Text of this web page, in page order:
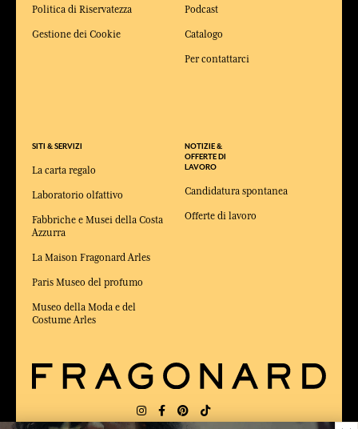
Politica di Riservatezza
Gestione dei Cookie
SITI & SERVIZI
La carta regalo
Laboratorio olfattivo
Fabbriche e Musei della Costa
Azzurra
La Maison Fragonard Arles
Paris Museo del profumo
Museo della Moda e del
Costume Arles
Podcast
Catalogo
Per contattarci
NOTIZIE &
OFFERTE DI
LAVORO
Candidatura spontanea
Offerte di lavoro